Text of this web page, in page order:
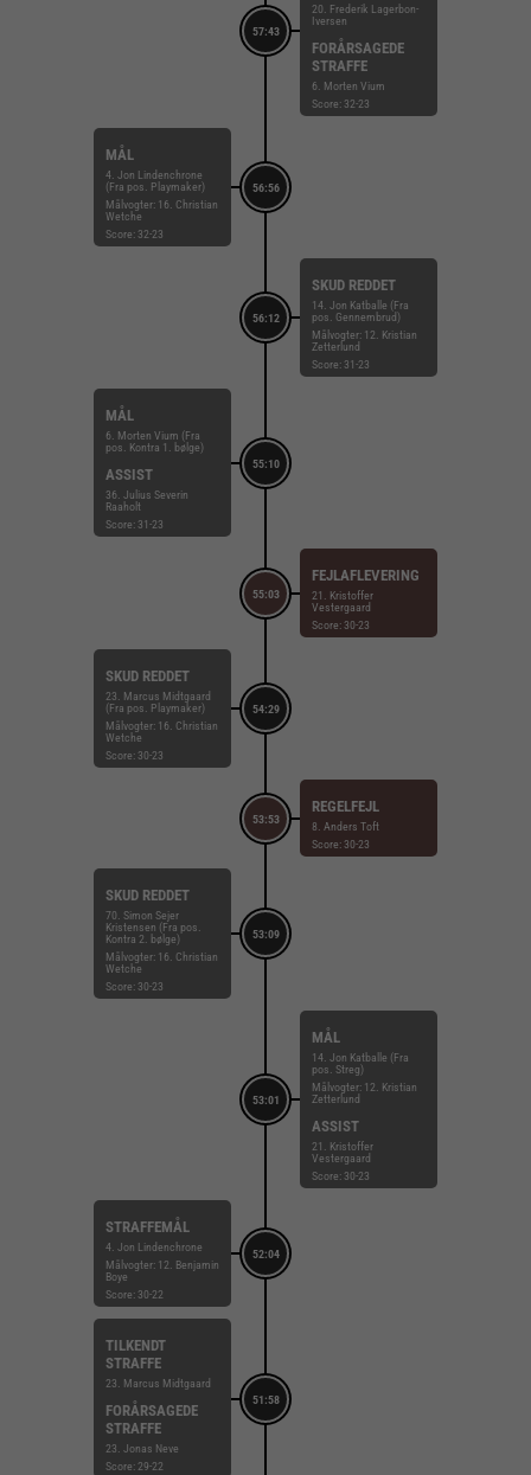
57:43
20. Frederik Lagerbon-
Iversen
FORÅRSAGEDE
STRAFFE
6. Morten Vium
Score: 32-23
56:56
MÅL
4. Jon Lindenchrone
(Fra pos. Playmaker)
Målvogter: 16. Christian
Wetche
Score: 32-23
56:12
SKUD REDDET
14. Jon Katballe (Fra
pos. Gennembrud)
Målvogter: 12. Kristian
Zetterlund
Score: 31-23
55:10
MÅL
6. Morten Vium (Fra
pos. Kontra 1. bølge)
ASSIST
36. Julius Severin
Raaholt
Score: 31-23
55:03
FEJLAFLEVERING
21. Kristoffer
Vestergaard
Score: 30-23
54:29
SKUD REDDET
23. Marcus Midtgaard
(Fra pos. Playmaker)
Målvogter: 16. Christian
Wetche
Score: 30-23
53:53
REGELFEJL
8. Anders Toft
Score: 30-23
53:09
SKUD REDDET
70. Simon Sejer
Kristensen (Fra pos.
Kontra 2. bølge)
Målvogter: 16. Christian
Wetche
Score: 30-23
53:01
MÅL
14. Jon Katballe (Fra
pos. Streg)
Målvogter: 12. Kristian
Zetterlund
ASSIST
21. Kristoffer
Vestergaard
Score: 30-23
52:04
STRAFFEMÅL
4. Jon Lindenchrone
Målvogter: 12. Benjamin
Boye
Score: 30-22
51:58
TILKENDT
STRAFFE
23. Marcus Midtgaard
FORÅRSAGEDE
STRAFFE
23. Jonas Neve
Score: 29-22